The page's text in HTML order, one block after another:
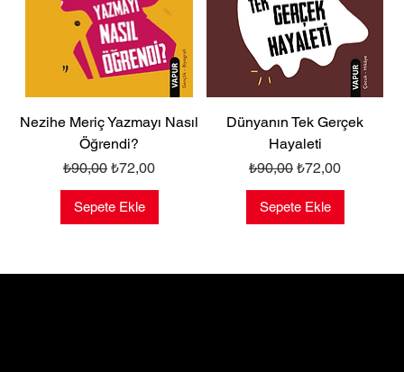
Nezihe Meriç Yazmayı Nasıl
Öğrendi?
Normal Fiyat
₺90,00 İndirimli Fiyat
₺72,00
Sepete Ekle
Dünyanın Tek Gerçek
Hayaleti
Normal Fiyat
₺90,00 İndirimli Fiyat
₺72,00
Sepete Ekle